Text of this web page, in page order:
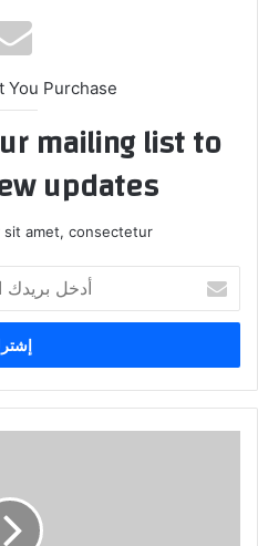
You Purchase
mailing list to
updates!
amet, consectetur.
بريدك
الإلكتروني